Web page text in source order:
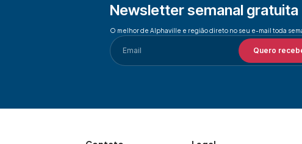
Newsletter semanal gratuita
O melhor de Alphaville e região direto no seu e-mail toda
Quero